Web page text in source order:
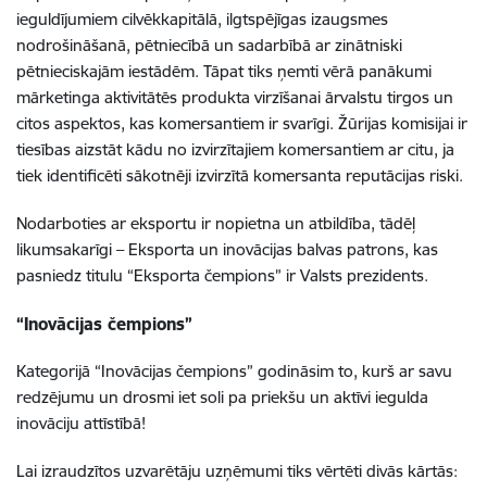
ieguldījumiem cilvēkkapitālā, ilgtspējīgas izaugsmes
nodrošināšanā, pētniecībā un sadarbībā ar zinātniski
pētnieciskajām iestādēm. Tāpat tiks ņemti vērā panākumi
mārketinga aktivitātēs produkta virzīšanai ārvalstu tirgos un
citos aspektos, kas komersantiem ir svarīgi. Žūrijas komisijai ir
tiesības aizstāt kādu no izvirzītajiem komersantiem ar citu, ja
tiek identificēti sākotnēji izvirzītā komersanta reputācijas riski.
Nodarboties ar eksportu ir nopietna un atbildība, tādēļ
likumsakarīgi – Eksporta un inovācijas balvas patrons, kas
pasniedz titulu “Eksporta čempions” ir Valsts prezidents.
“Inovācijas čempions”
Kategorijā “Inovācijas čempions” godināsim to, kurš ar savu
redzējumu un drosmi iet soli pa priekšu un aktīvi iegulda
inovāciju attīstībā!
Lai izraudzītos uzvarētāju uzņēmumi tiks vērtēti divās kārtās: